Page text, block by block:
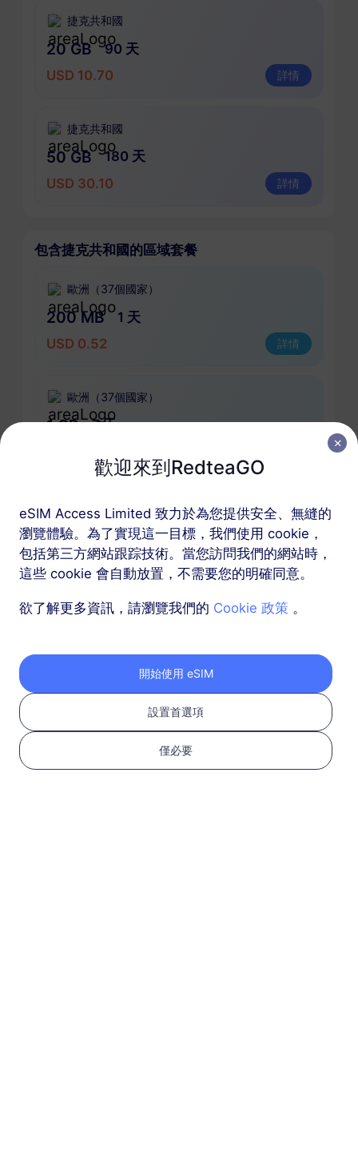
捷克共和國
20 GB
90 天
USD 10.70
詳情
捷克共和國
50 GB
180 天
USD 30.10
詳情
包含捷克共和國的區域套餐
歐洲（37個國家）
200 MB
1 天
USD 0.52
詳情
歐洲（37個國家）
1 GB
7 天
1 GB
30 天
USD 2.30
詳情
歐洲（37個國家）
更多
歡迎來到RedteaGO
eSIM Access Limited 致力於為您提供安全、無縫的
瀏覽體驗。為了實現這一目標，我們使用 cookie，
包括第三方網站跟踪技術。當您訪問我們的網站時，
這些 cookie 會自動放置，不需要您的明確同意。
欲了解更多資訊，請瀏覽我們的 Cookie 政策 。
開始使用 eSIM
設置首選項
僅必要